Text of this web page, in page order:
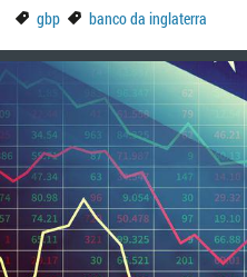
gbp
banco da inglaterra